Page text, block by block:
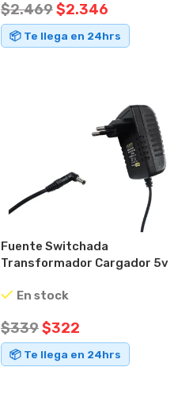
$2.469$2.346
📦 Te llega en 24hrs
Fuente Switchada
Transformador Cargador 5v
En stock
$339$322
📦 Te llega en 24hrs